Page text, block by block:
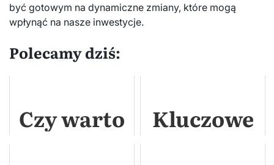
być gotowym na dynamiczne zmiany, które mogą
wpłynąć na nasze inwestycje.
Polecamy dziś:
Czy warto
inwestować
Kluczowe